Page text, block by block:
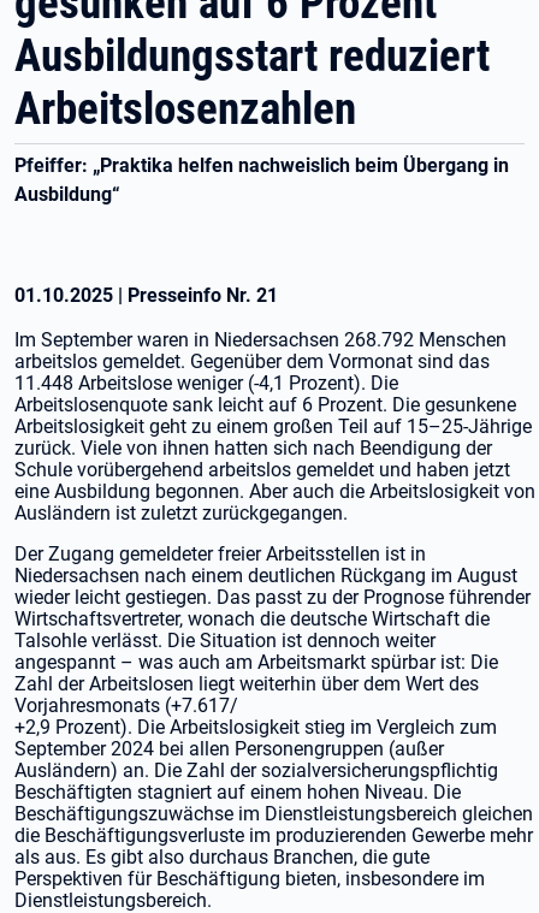
Ausbildungsstart reduziert
Arbeitslosenzahlen
Pfeiffer: „Praktika helfen nachweislich beim Übergang in
Ausbildung“
01.10.2025 | Presseinfo Nr. 21
Im September waren in Niedersachsen 268.792 Menschen
arbeitslos gemeldet. Gegenüber dem Vormonat sind das
11.448 Arbeitslose weniger (-4,1 Prozent). Die
Arbeitslosenquote sank leicht auf 6 Prozent. Die gesunkene
Arbeitslosigkeit geht zu einem großen Teil auf 15–25-Jährige
zurück. Viele von ihnen hatten sich nach Beendigung der
Schule vorübergehend arbeitslos gemeldet und haben jetzt
eine Ausbildung begonnen. Aber auch die Arbeitslosigkeit von
Ausländern ist zuletzt zurückgegangen.
Der Zugang gemeldeter freier Arbeitsstellen ist in
Niedersachsen nach einem deutlichen Rückgang im August
wieder leicht gestiegen. Das passt zu der Prognose führender
Wirtschaftsvertreter, wonach die deutsche Wirtschaft die
Talsohle verlässt. Die Situation ist dennoch weiter
angespannt – was auch am Arbeitsmarkt spürbar ist: Die
Zahl der Arbeitslosen liegt weiterhin über dem Wert des
Vorjahresmonats (+7.617/
+2,9 Prozent). Die Arbeitslosigkeit stieg im Vergleich zum
September 2024 bei allen Personengruppen (außer
Ausländern) an. Die Zahl der sozialversicherungspflichtig
Beschäftigten stagniert auf einem hohen Niveau. Die
Beschäftigungszuwächse im Dienstleistungsbereich gleichen
die Beschäftigungsverluste im produzierenden Gewerbe mehr
als aus. Es gibt also durchaus Branchen, die gute
Perspektiven für Beschäftigung bieten, insbesondere im
Dienstleistungsbereich.